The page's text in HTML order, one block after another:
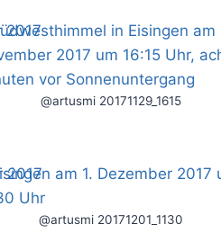
@artusmi 20171129_1615
@artusmi 20171201_1130